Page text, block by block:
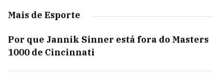
Mais de Esporte
Por que Jannik Sinner está fora do Masters
1000 de Cincinnati